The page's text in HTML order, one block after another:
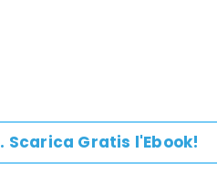
. Scarica Gratis l'Ebook!